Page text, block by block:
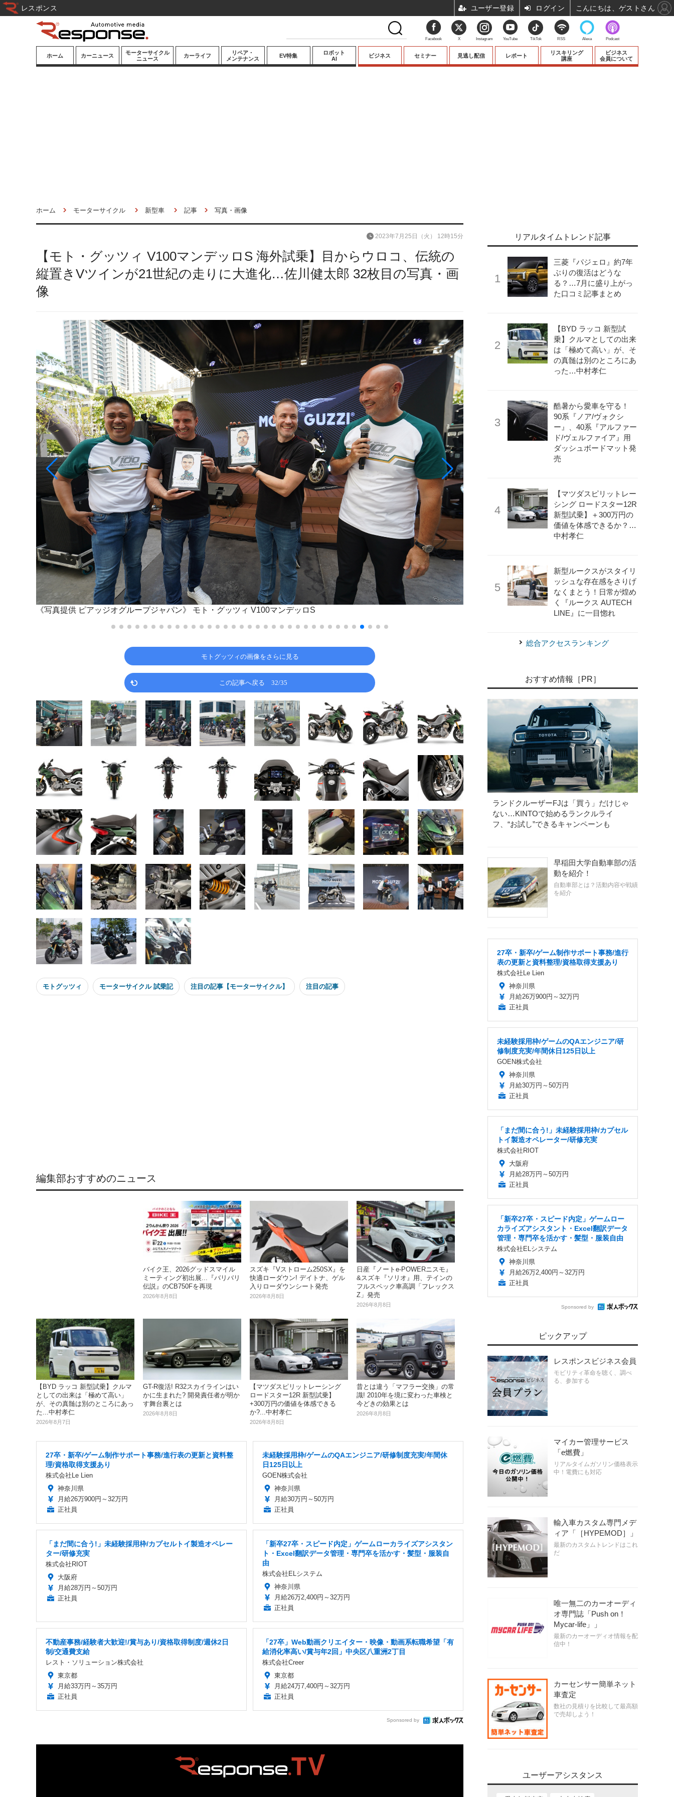
ホーム カーニュース
モーターサイクル
ニュース
カーライフ
リペア・
メンテナンス
EV特集
ロボット
AI
ビジネス セミナー 見逃し配信 レポート
リスキリング
講座
ビジネス
会員について
ホーム モーターサイクル 新型車 記事 写真・画像
【モト・グッツィ V100マンデッロS 海外試乗】目からウロコ、伝統の
縦置きVツインが21世紀の走りに大進化…佐川健太郎 32枚目の写真・画
像
2023年7月25日（火） 12時15分
《写真提供 ピアッジオグループジャパン》 モト・グッツィ V100マンデッロS
《写真提供 ピアッジオグループジャパン》 モト・グッツ
モトグッツィの画像をさらに見る
この記事へ戻る 32/35
モトグッツィ モーターサイクル 試乗記 注目の記事【モーターサイクル】 注目の記事
編集部おすすめのニュース
バイク王、2026グッドスマイル
ミーティング初出展...『バリバリ
伝説』のCB750Fを再現
2026年8月8日
スズキ『Vストローム250SX』を
快適ローダウン! デイトナ、ゲル
入りローダウンシート発売
2026年8月8日
日産『ノートe-POWERニスモ』
&スズキ『ソリオ』用、テインの
フルスペック車高調「フレックス
Z」発売
2026年8月8日
【BYD ラッコ 新型試乗】クルマ
としての出来は「極めて高い」
が、その真髄は別のところにあっ
た...中村孝仁
2026年8月7日
GT-R復活! R32スカイラインはい
かに生まれた? 開発責任者が明か
す舞台裏とは
2026年8月8日
【マツダスピリットレーシング
ロードスター12R 新型試乗】
+300万円の価値を体感できる
か?...中村孝仁
2026年8月8日
昔とは違う「マフラー交換」の常
識! 2010年を境に変わった車検と
今どきの効果とは
2026年8月8日
27卒・新卒/ゲーム制作サポート事務/進行表の更新と資料整
理/資格取得支援あり
株式会社Le Lien
神奈川県
月給26万900円～32万円
正社員
未経験採用枠/ゲームのQAエンジニア/研修制度充実/年間休
日125日以上
GOEN株式会社
神奈川県
月給30万円～50万円
正社員
「まだ間に合う!」未経験採用枠/カプセルトイ製造オペレー
ター/研修充実
株式会社RIOT
大阪府
月給28万円～50万円
正社員
「新卒27卒・スピード内定」ゲームローカライズアシスタン
ト・Excel翻訳データ管理・専門卒を活かす・髪型・服装自
由
株式会社ELシステム
神奈川県
月給26万2,400円～32万円
正社員
不動産事務/経験者大歓迎!/賞与あり/資格取得制度/週休2日
制/交通費支給
レスト・ソリューション株式会社
東京都
月給33万円～35万円
正社員
「27卒」Web動画クリエイター・映像・動画系転職希望「有
給消化率高い/賞与年2回」中央区八重洲2丁目
株式会社Creer
東京都
月給24万7,400円～32万円
正社員
Sponsored by
リアルタイムトレンド記事
三菱『パジェロ』約7年
ぶりの復活はどうな
る？…7月に盛り上がっ
た口コミ記事まとめ
【BYD ラッコ 新型試
乗】クルマとしての出来
は「極めて高い」が、そ
の真髄は別のところにあ
った…中村孝仁
酷暑から愛車を守る！
90系『ノア/ヴォクシ
ー』、40系『アルファー
ド/ヴェルファイア』用
ダッシュボードマット発
売
【マツダスピリットレー
シング ロードスター12R
新型試乗】＋300万円の
価値を体感できるか？…
中村孝仁
新型ルークスがスタイリ
ッシュな存在感をさりげ
なくまとう！日常が煌め
く『ルークス AUTECH
LINE』に一目惚れ
総合アクセスランキング
おすすめ情報［PR］
ランドクルーザーFJは「買う」だけじゃ
ない…KINTOで始めるランクルライ
フ、“お試し”できるキャンペーンも
早稲田大学自動車部の活
動を紹介！
自動車部とは？活動内容や戦績
を紹介
27卒・新卒/ゲーム制作サポート事務/進行
表の更新と資料整理/資格取得支援あり
株式会社Le Lien
神奈川県
月給26万900円～32万円
正社員
未経験採用枠/ゲームのQAエンジニア/研
修制度充実/年間休日125日以上
GOEN株式会社
神奈川県
月給30万円～50万円
正社員
「まだ間に合う!」未経験採用枠/カプセル
トイ製造オペレーター/研修充実
株式会社RIOT
大阪府
月給28万円～50万円
正社員
「新卒27卒・スピード内定」ゲームロー
カライズアシスタント・Excel翻訳データ
管理・専門卒を活かす・髪型・服装自由
株式会社ELシステム
神奈川県
月給26万2,400円～32万円
正社員
Sponsored by
ピックアップ
レスポンスビジネス会員
モビリティ革命を聴く、調べ
る、参加する
マイカー管理サービス
「e燃費」
リアルタイムガソリン価格表示
中！電費にも対応
輸入車カスタム専門メデ
ィア「［HYPEMOD］」
最新のカスタムトレンドはこれ
だ
唯一無二のカーオーディ
オ専門誌「Push on！
Mycar-life」」
最新のカーオーディオ情報を配
信中！
カーセンサー簡単ネット
車査定
数社の見積りを比較して最高額
で売却しよう！
ユーザーアシスタンス
Facebook X Instagram YouTube TikTok RSS Alexa Podcast
レスポンス ユーザー登録 ログイン こんにちは、ゲストさん